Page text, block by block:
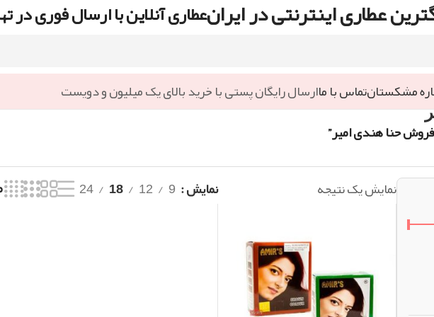
عطاری اینترنتی در ایرانعطاری آنلاین با ارسال فوری در
مشکستانتماس با ماارسال رایگان پستی با خرید بالای یک میلیون و دویست
حنا هندی امیر”
نمایش یک نتیجه نمایش 9
12
18
24